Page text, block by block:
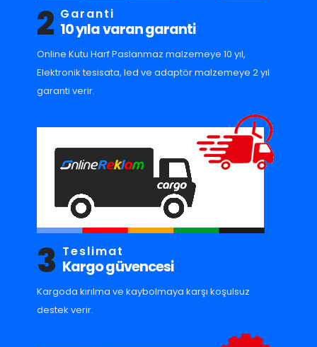
2 Garanti
10 yıla varan garanti
Online Kutu Harf Paslanmaz malzemeye 10 yıl,
Elektronik tesisata, led ve adaptör malzemeye 2 yıl
garanti verir.
3 Teslimat
Kargo güvencesi
Kargoda kırılma ve kaybolmaya karşı koşulsuz
destek verir.